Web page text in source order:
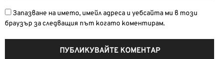
Запазване на името, имейл адреса и уебсайта ми в този
браузър за следващия път когато коментирам.